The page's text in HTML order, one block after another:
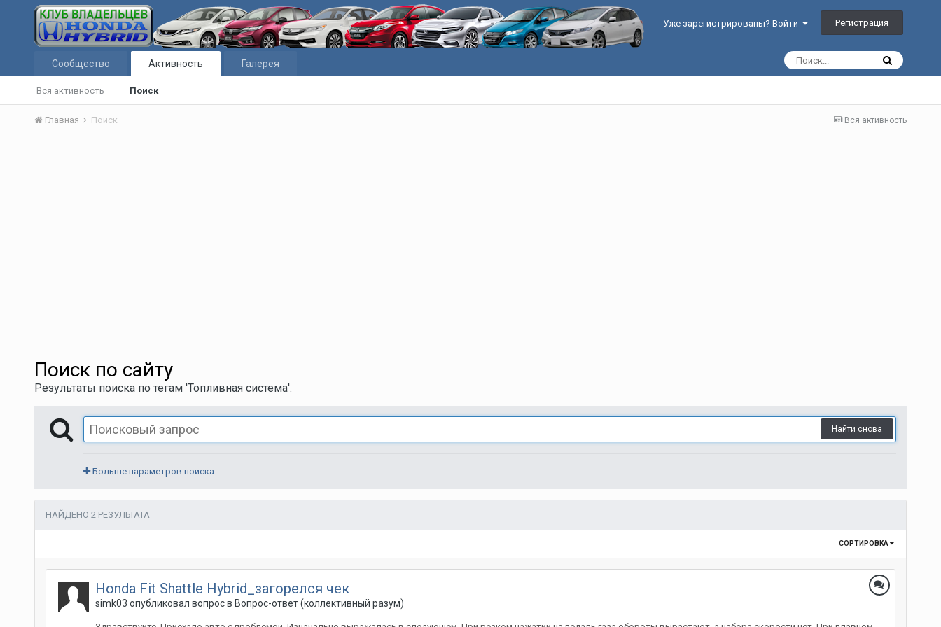
Уже зарегистрированы? Войти Регистрация
Сообщество Активность
Вся активность Поиск
Галерея
Вся активность
Главная Поиск
Поиск по сайту
Результаты поиска по тегам 'Топливная система'.
Найти снова
Больше параметров поиска
НАЙДЕНО 2 РЕЗУЛЬТАТА
СОРТИРОВКА
Honda Fit Shattle Hybrid_загорелся чек
simk03 опубликовал вопрос в Вопрос-ответ (коллективный разум)